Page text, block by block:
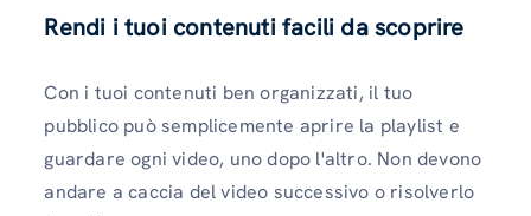
Rendi i tuoi contenuti facili da scoprire
Con i tuoi contenuti ben organizzati, il tuo
pubblico può semplicemente aprire la playlist e
guardare ogni video, uno dopo l'altro. Non devono
andare a caccia del video successivo o risolverlo